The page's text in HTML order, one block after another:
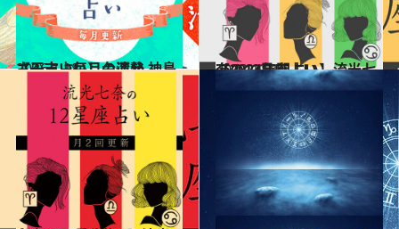
2026.1.18
【干支占い】台湾発 神鳥さん占い毎月の運勢
占い 2023.12.16
【2024年間占い】流光七奈の12星座占い
占い